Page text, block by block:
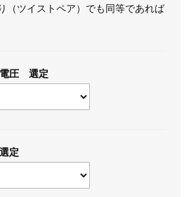
（ツイストペア）でも同等であれば
電圧 選定
定